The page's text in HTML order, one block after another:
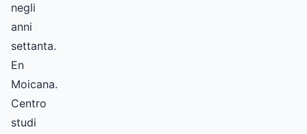
negli
anni
settanta.
En
Moicana.
Centro
studi